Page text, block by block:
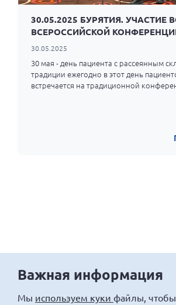
30.05.2025 БУРЯТИЯ. УЧАСТИЕ
ВСЕРОССИЙСКОЙ
30.05.2025
30 мая - день пациента с рассеянным
традиции ежегодно в этот день
встречается на традиционной
Важная информация
Мы используем куки файлы, чтобы